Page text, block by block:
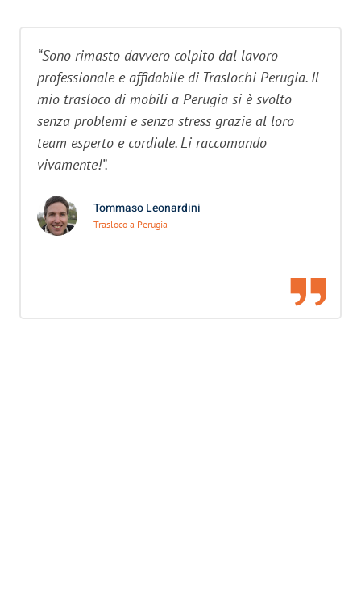
“Sono rimasto davvero colpito dal lavoro
professionale e affidabile di Traslochi Perugia. Il
mio trasloco di mobili a Perugia si è svolto
senza problemi e senza stress grazie al loro
team esperto e cordiale. Li raccomando
vivamente!”.
Tommaso Leonardini
Trasloco a Perugia